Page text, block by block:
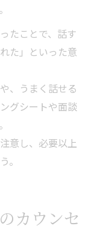
たことで、話す
た」といった意
、うまく話せる
グシートや面談
意し、必要以上
。
カウンセ